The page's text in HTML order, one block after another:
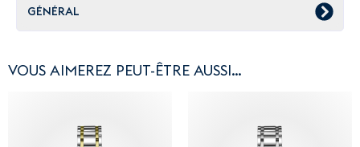
GÉNÉRAL
VOUS AIMEREZ PEUT-ÊTRE AUSSI…